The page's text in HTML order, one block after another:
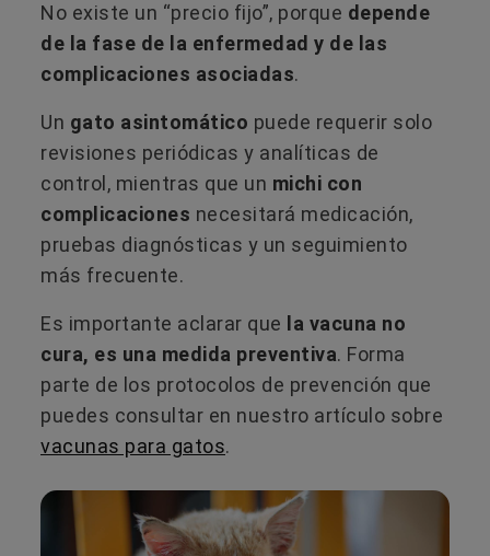
No existe un “precio fijo”, porque depende
de la fase de la enfermedad y de las
complicaciones asociadas.
Un gato asintomático puede requerir solo
revisiones periódicas y analíticas de
control, mientras que un michi con
complicaciones necesitará medicación,
pruebas diagnósticas y un seguimiento
más frecuente.
Es importante aclarar que
la vacuna no
cura, es una medida preventiva. Forma
parte de los protocolos de prevención que
puedes consultar en nuestro artículo sobre
vacunas para gatos.